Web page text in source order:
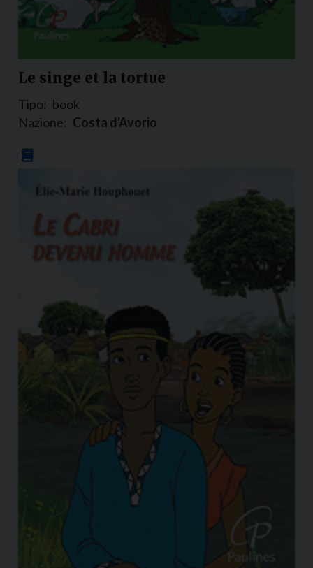
Le singe et la tortue
Tipo: book
Nazione: Costa d'Avorio